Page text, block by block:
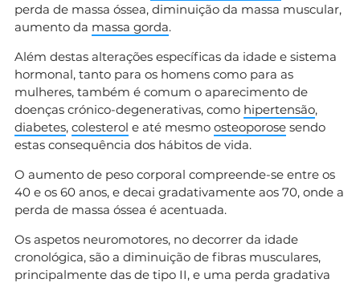
perda de massa óssea, diminuição da massa muscular,
aumento da massa gorda.
Além destas alterações específicas da idade e sistema
hormonal, tanto para os homens como para as
mulheres, também é comum o aparecimento de
doenças crónico-degenerativas, como hipertensão,
diabetes, colesterol e até mesmo osteoporose sendo
estas consequência dos hábitos de vida.
O aumento de peso corporal compreende-se entre os
40 e os 60 anos, e decai gradativamente aos 70, onde a
perda de massa óssea é acentuada.
Os aspetos neuromotores, no decorrer da idade
cronológica, são a diminuição de fibras musculares,
principalmente das de tipo II, e uma perda gradativa